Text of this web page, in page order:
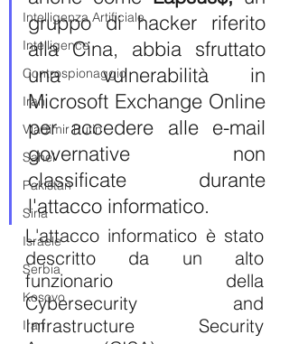
Intelligenza Artificiale
Intelligence
Controspionaggio
Iran
Vladimir Putin
Sahel
Pakistan
Siria
Israele
Serbia
Kosovo
Iran
gruppo di hacker riferito
alla Cina, abbia sfruttato
una vulnerabilità in
Microsoft Exchange Online
per accedere alle e-mail
governative non
classificate durante
l'attacco informatico.
L'attacco informatico è stato
descritto da un alto
funzionario della
Cybersecurity and
Infrastructure Security